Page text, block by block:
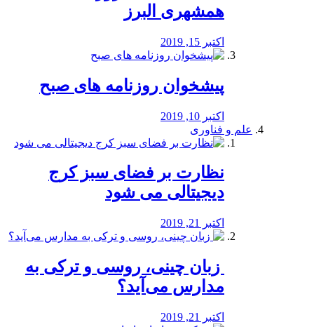
همشهری البرز
اکتبر 15, 2019
پیشخوان روزنامه های صبح
اکتبر 10, 2019
علم و فناوری
نظارت بر فضای سبز کرج
دیجیتالی می شود
اکتبر 21, 2019
️ زبان چینی، روسی و ترکی به
مدارس می‌آید؟
اکتبر 21, 2019